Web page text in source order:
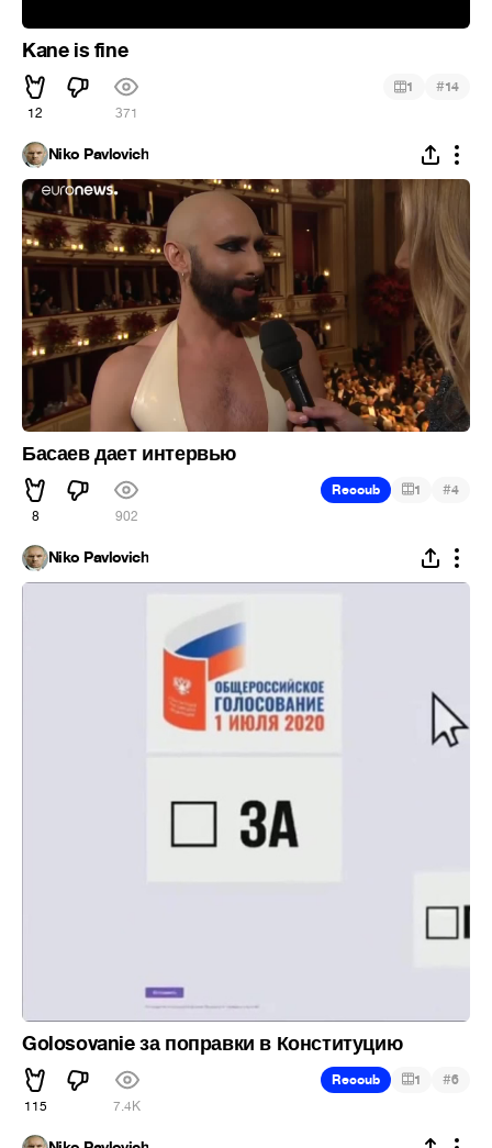
Kane is fine
12 371
1 #14
Niko Pavlovich
Басаев дает интервью
8 902
Recoub 1 #4
Niko Pavlovich
Golosovanie за поправки в Конституцию
115 7.4K
Recoub 1 #6